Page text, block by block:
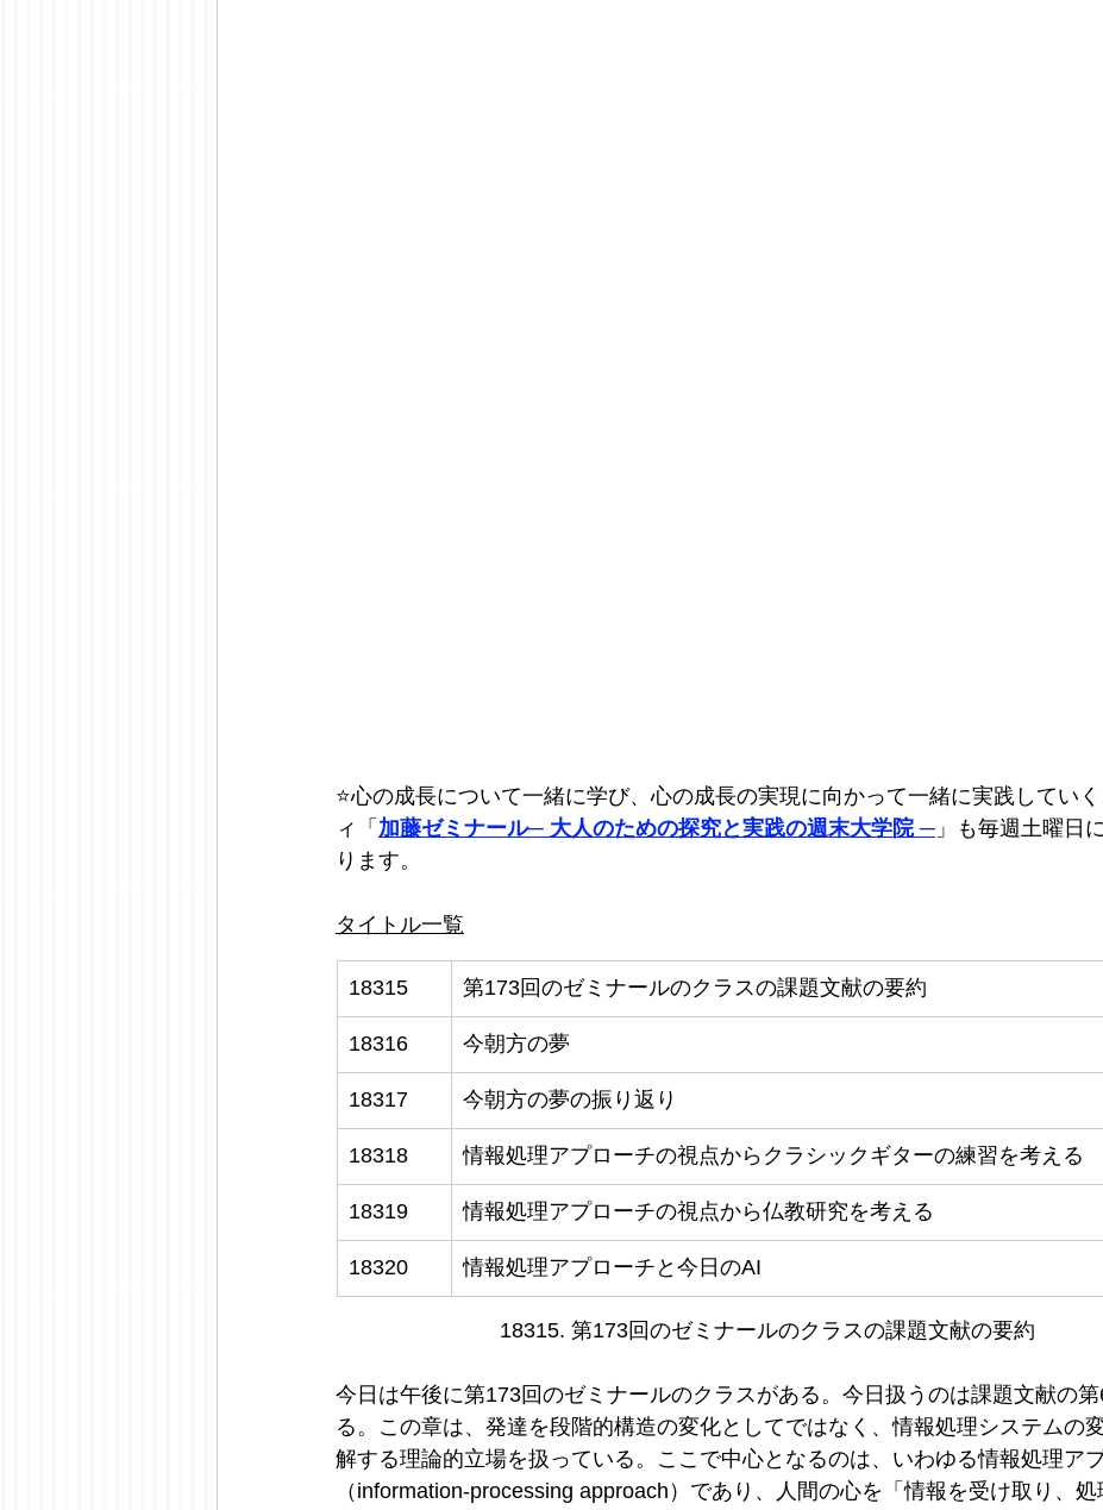
⭐️心の成長について一緒に学び、心の成長の実現に向かって一緒に実践してい
ィ「 加藤ゼミナール─ 大人のための探究と実践の週末大学院 ─ 」も毎週土曜日
ります。
タイトル一覧
18315 第173回のゼミナールのクラスの課題文献の要約
18316 今朝方の夢
18317 今朝方の夢の振り返り
18318 情報処理アプローチの視点からクラシックギターの練習を考える
18319 情報処理アプローチの視点から仏教研究を考える
18320 情報処理アプローチと今日のAI
18315. 第173回のゼミナールのクラスの課題文献の要約
今日は午後に第173回のゼミナールのクラスがある。今日扱うのは課題文献の
る。この章は、発達を段階的構造の変化としてではなく、情報処理システムの
解する理論的立場を扱っている。ここで中心となるのは、いわゆる情報処理ア
（information-processing approach）であり、人間の心を「情報を受け取り、